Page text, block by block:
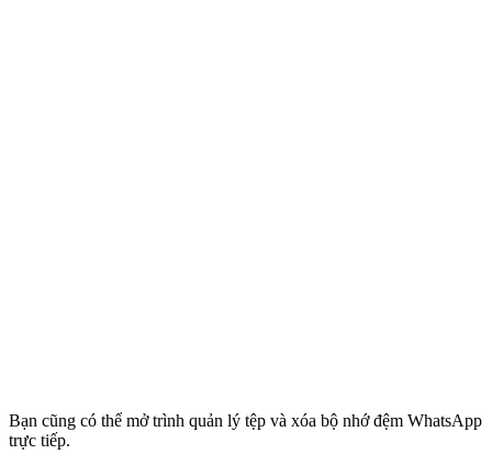
Bạn cũng có thể mở trình quản lý tệp và xóa bộ nhớ đệm WhatsApp
trực tiếp.